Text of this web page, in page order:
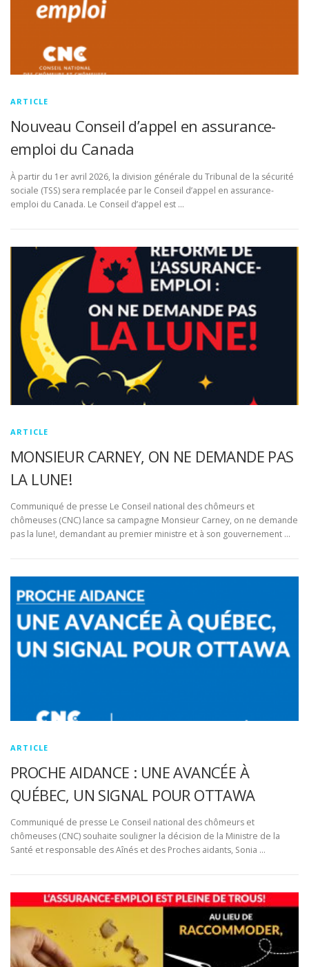
ARTICLE
Nouveau Conseil d’appel en assurance-
emploi du Canada
À partir du 1er avril 2026, la division générale du Tribunal de la sécurité
sociale (TSS) sera remplacée par le Conseil d’appel en assurance-
emploi du Canada. Le Conseil d’appel est …
ARTICLE
MONSIEUR CARNEY, ON NE DEMANDE PAS
LA LUNE!
Communiqué de presse Le Conseil national des chômeurs et
chômeuses (CNC) lance sa campagne Monsieur Carney, on ne demande
pas la lune!, demandant au premier ministre et à son gouvernement …
ARTICLE
PROCHE AIDANCE : UNE AVANCÉE À
QUÉBEC, UN SIGNAL POUR OTTAWA
Communiqué de presse Le Conseil national des chômeurs et
chômeuses (CNC) souhaite souligner la décision de la Ministre de la
Santé et responsable des Aînés et des Proches aidants, Sonia …